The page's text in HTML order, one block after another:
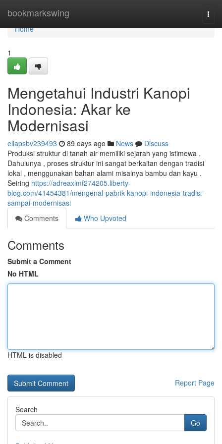
bookmarkswing
Home
Home
1
Mengetahui Industri Kanopi
Indonesia: Akar ke
Modernisasi
ellapsbv239493 89 days ago News
Discuss
Produksi struktur di tanah air memiliki sejarah yang istimewa .
Dahulunya , proses struktur ini sangat berkaitan dengan tradisi
lokal , menggunakan bahan alami misalnya bambu dan kayu .
Seiring https://adreaxlmf274205.liberty-
blog.com/41454381/mengenal-pabrik-kanopi-indonesia-tradisi-
sampai-modernisasi
Comments
Who Upvoted
Comments
Submit a Comment
No HTML
HTML is disabled
Report Page
Search
Go